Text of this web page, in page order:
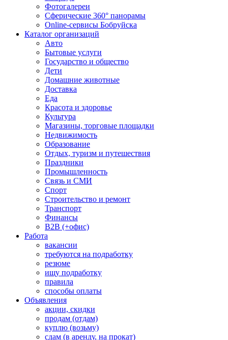
Фотогалереи
Сферические 360° панорамы
Online-сервисы Бобруйска
Каталог организаций
Авто
Бытовые услуги
Государство и общество
Дети
Домашние животные
Доставка
Еда
Красота и здоровье
Культура
Магазины, торговые площадки
Недвижимость
Образование
Отдых, туризм и путешествия
Праздники
Промышленность
Связь и СМИ
Спорт
Строительство и ремонт
Транспорт
Финансы
B2B (+офис)
Работа
вакансии
требуются на подработку
резюме
ищу подработку
правила
способы оплаты
Объявления
акции, скидки
продам (отдам)
куплю (возьму)
сдам (в аренду, на прокат)